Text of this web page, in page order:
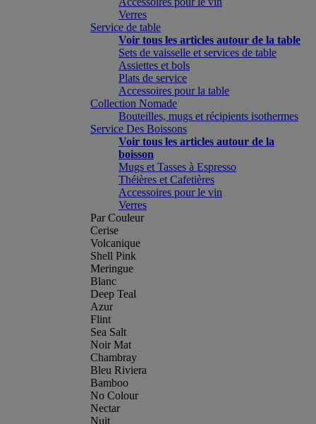
Verres
Service de table
Voir tous les articles autour de la table
Sets de vaisselle et services de table
Assiettes et bols
Plats de service
Accessoires pour la table
Collection Nomade
Bouteilles, mugs et récipients isothermes
Service Des Boissons
Voir tous les articles autour de la
boisson
Mugs et Tasses à Espresso
Théières et Cafetières
Accessoires pour le vin
Verres
Par Couleur
Cerise
Volcanique
Shell Pink
Meringue
Blanc
Deep Teal
Azur
Flint
Sea Salt
Noir Mat
Chambray
Bleu Riviera
Bamboo
No Colour
Nectar
Nuit